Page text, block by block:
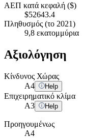
ΑΕΠ κατά κεφαλή ($)
$52643.4
Πληθυσμός (το 2021)
9,8 εκατομμύρια
Αξιολόγηση
Κίνδυνος Χώρας
A4 Help
Επιχειρηματικό κλίμα
A3 Help
Προηγουμένως
A4